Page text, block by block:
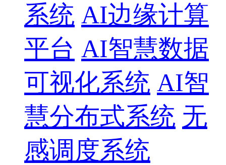
系统 AI边缘计算
平台 AI智慧数据
可视化系统 AI智
慧分布式系统 无
感调度系统